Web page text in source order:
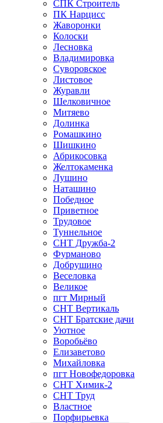
СПК Строитель
ПК Нарцисс
Жаворонки
Колоски
Лесновка
Владимировка
Суворовское
Листовое
Журавли
Шелковичное
Митяево
Долинка
Ромашкино
Шишкино
Абрикосовка
Желтокаменка
Лушино
Наташино
Победное
Приветное
Трудовое
Туннельное
СНТ Дружба-2
Фурманово
Добрушино
Веселовка
Великое
пгт Мирный
СНТ Вертикаль
СНТ Братские дачи
Уютное
Воробьёво
Елизаветово
Михайловка
пгт Новофедоровка
СНТ Химик-2
СНТ Труд
Властное
Порфирьевка